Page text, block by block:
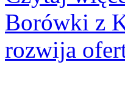
Borówki z
rozwija